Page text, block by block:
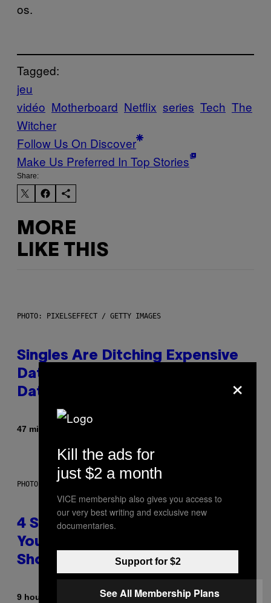
os.
Tagged:
jeu
vidéo Motherboard Netflix series Tech The
Witcher
Follow Us On Discover
Make Us Preferred In Top Stories
Share:
MORE
LIKE THIS
PHOTO: PIXELSEFFECT / GETTY IMAGES
Singles Are Ditching Expensive
Dates for ‘Infladating,’ and a
Dating Expert Has Thoughts
47 minutes ago
PHOTO BY SCOTT LEGATO/GETTY IMAGES
4 Shoegaze Songs to Listen to if
You Don’t Know if You Like
Shoegaze
9 hours ago Stephen Andrew Galiher
×
Kill the ads for
just $2 a month
VICE membership also gives you access to
our very best writing and exclusive new
documentaries.
Support for $2
See All Membership Plans